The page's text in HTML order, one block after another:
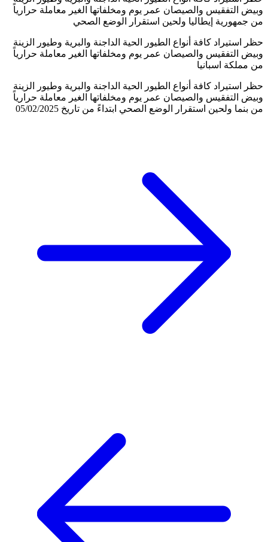
وبيض التفقيس والصيصان عمر يوم ومخلفاتها الغير معاملة حرارياً
من جمهورية إيطاليا ولحين استقرار الوضع الصحي
حظر استيراد كافة أنواع الطيور الحية الداجنة والبرية وطيور الزينة
وبيض التفقيس والصيصان عمر يوم ومخلفاتها الغير معاملة حرارياً
من مملكة اسبانيا
حظر استيراد كافة أنواع الطيور الحية الداجنة والبرية وطيور الزينة
وبيض التفقيس والصيصان عمر يوم ومخلفاتها الغير معاملة حرارياً
من بنما ولحين استقرار الوضع الصحي ابتداءً من تاريخ 05/02/2025